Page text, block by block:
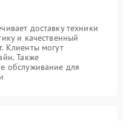
доставку техники
и качественный
Клиенты могут
Также
обслуживание для